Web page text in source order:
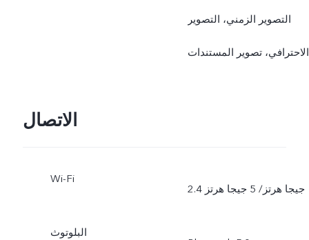
التصوير الزمني، التصوير
الاحترافي، تصوير المستندات
الاتصال
Wi-Fi
2.4 جيجا هرتز/ 5 جيجا هرتز
البلوتوث